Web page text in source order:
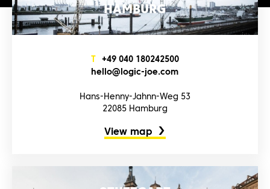
HAMBURG
T +4‌9‌ 0‌4‌0‌ 1‌8‌0‌2‌4‌2‌5‌0‌0‌
h‌e‌l‌l‌o‌@l‌o‌g‌i‌c‌-j‌o‌e‌.c‌o‌m‌
Hans-Henny-Jahnn-Weg 53
22085 Hamburg
View map